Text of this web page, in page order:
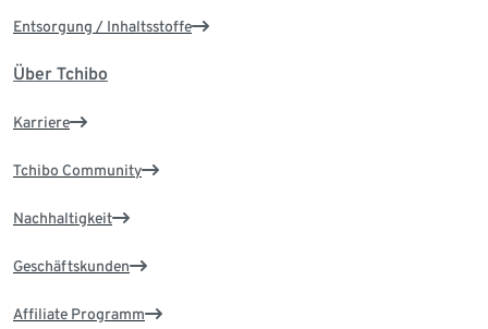
Entsorgung / Inhaltsstoffe
Über Tchibo
Karriere
Tchibo Community
Nachhaltigkeit
Geschäftskunden
Affiliate Programm